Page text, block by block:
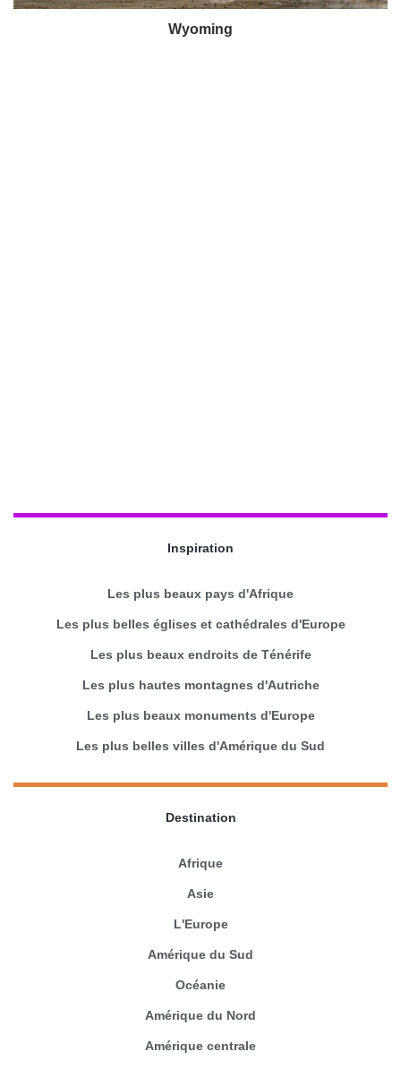
Wyoming
Inspiration
Les plus beaux pays d'Afrique
Les plus belles églises et cathédrales d'Europe
Les plus beaux endroits de Ténérife
Les plus hautes montagnes d'Autriche
Les plus beaux monuments d'Europe
Les plus belles villes d'Amérique du Sud
Destination
Afrique
Asie
L'Europe
Amérique du Sud
Océanie
Amérique du Nord
Amérique centrale